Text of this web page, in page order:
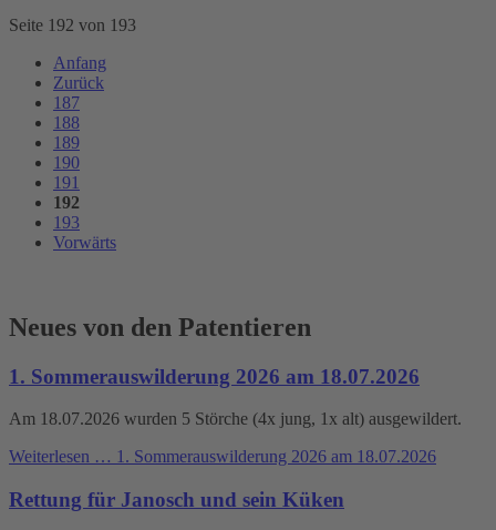
Seite 192 von 193
Anfang
Zurück
187
188
189
190
191
192
193
Vorwärts
Neues von den Patentieren
1. Sommerauswilderung 2026 am 18.07.2026
Am 18.07.2026 wurden 5 Störche (4x jung, 1x alt) ausgewildert.
Weiterlesen … 1. Sommerauswilderung 2026 am 18.07.2026
Rettung für Janosch und sein Küken